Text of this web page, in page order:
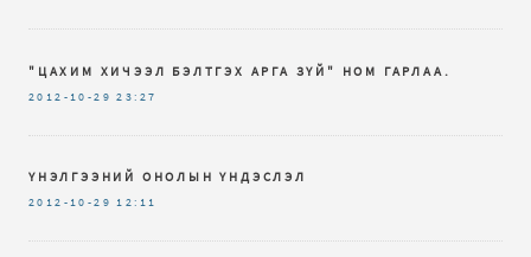
"ЦАХИМ ХИЧЭЭЛ БЭЛТГЭХ АРГА ЗҮЙ" НОМ ГАРЛАА.
2012-10-29 23:27
ҮНЭЛГЭЭНИЙ ОНОЛЫН ҮНДЭСЛЭЛ
2012-10-29 12:11